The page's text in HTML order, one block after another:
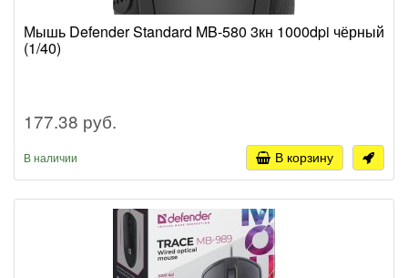
Мышь Defender Standard MB-580 3кн 1000dpi чёрный
(1/40)
177.38 руб.
В наличии В корзину